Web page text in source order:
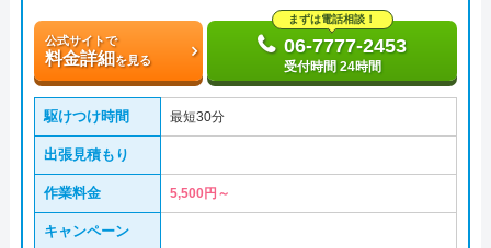
公式サイトで
料金詳細を見る
まずは電話相談！
06-7777-2453
受付時間 24時間
駆けつけ時間 最短30分
出張見積もり
作業料金 5,500円～
キャンペーン